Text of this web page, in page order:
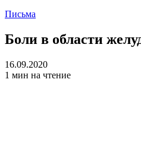
Письма
Боли в области
16.09.2020
1 мин на чтение